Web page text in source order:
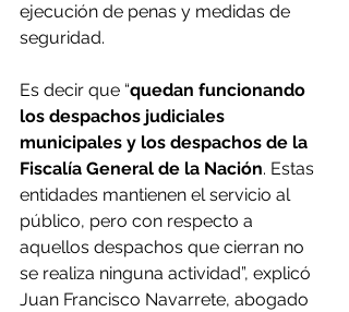
ejecución de penas y medidas de
seguridad.
Es decir que “quedan funcionando
los despachos judiciales
municipales y los despachos de la
Fiscalía General de la Nación. Estas
entidades mantienen el servicio al
público, pero con respecto a
aquellos despachos que cierran no
se realiza ninguna actividad”, explicó
Juan Francisco Navarrete, abogado